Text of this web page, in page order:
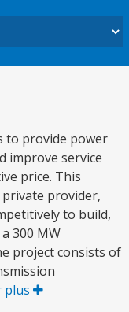
to provide power
improve service
price. This
provider,
to build,
300 MW
project consists of
plus